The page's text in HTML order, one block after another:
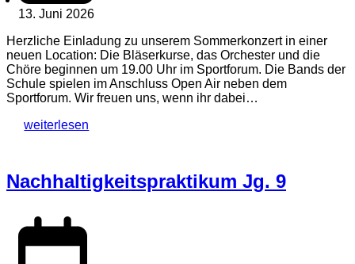
13. Juni 2026
Herzliche Einladung zu unserem Sommerkonzert in einer
neuen Location: Die Bläserkurse, das Orchester und die
Chöre beginnen um 19.00 Uhr im Sportforum. Die Bands der
Schule spielen im Anschluss Open Air neben dem
Sportforum. Wir freuen uns, wenn ihr dabei…
weiterlesen
Nachhaltigkeitspraktikum Jg. 9